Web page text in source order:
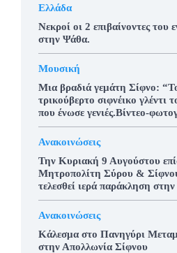
Ελλάδα
Νεκροί οι 2 επιβαίνοντες του
στην Ψάθα.
Μουσική
Μια βραδιά γεμάτη Σίφνο:
τρικούβερτο σιφνέικο γλέντι
που ένωσε γενιές.Βίντεο-
Ανακοινώσεις
Την Κυριακή 9 Αυγούστου
Μητροπολίτη Σύρου &
τελεσθεί ιερά παράκληση
Ανακοινώσεις
Κάλεσμα στο Πανηγύρι
στην Απολλωνία Σίφνου